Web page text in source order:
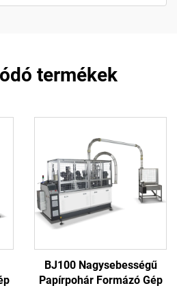
termékek
BJ100 Nagysebességű
Papírpohár Formázó Gép